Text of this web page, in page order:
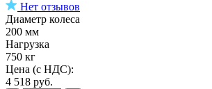
Нет отзывов
Диаметр колеса
200 мм
Нагрузка
750 кг
Цена (с НДС):
4 518 руб.